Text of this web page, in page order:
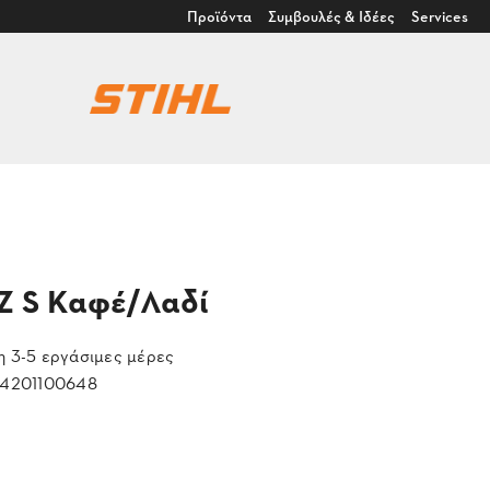
Προϊόντα Συμβουλές & Ιδέες Services
S Καφέ/Λαδί
5 εργάσιμες μέρες